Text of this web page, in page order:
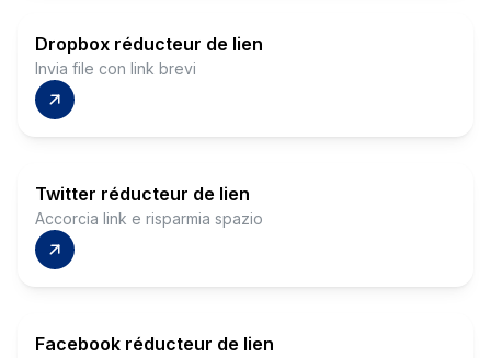
Dropbox réducteur de lien
Invia file con link brevi
Twitter réducteur de lien
Accorcia link e risparmia spazio
Facebook réducteur de lien